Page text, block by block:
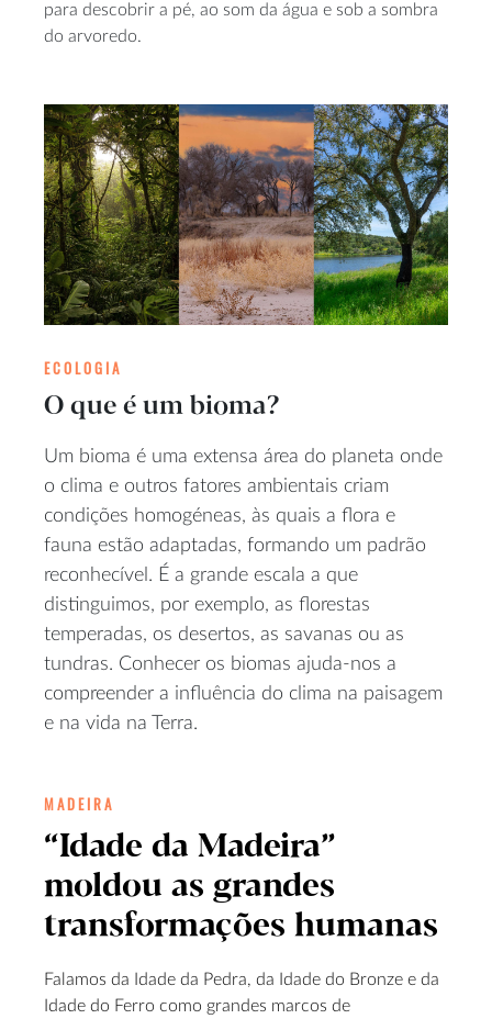
para descobrir a pé, ao som da água e sob a sombra
do arvoredo.
ECOLOGIA
O que é um bioma?
Um bioma é uma extensa área do planeta onde
o clima e outros fatores ambientais criam
condições homogéneas, às quais a flora e
fauna estão adaptadas, formando um padrão
reconhecível. É a grande escala a que
distinguimos, por exemplo, as florestas
temperadas, os desertos, as savanas ou as
tundras. Conhecer os biomas ajuda-nos a
compreender a influência do clima na paisagem
e na vida na Terra.
MADEIRA
“Idade da Madeira”
moldou as grandes
transformações humanas
Falamos da Idade da Pedra, da Idade do Bronze e da
Idade do Ferro como grandes marcos de